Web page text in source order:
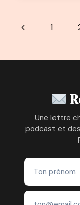
DE
EN
Navigation
Page
1
Une lettre
podcast et